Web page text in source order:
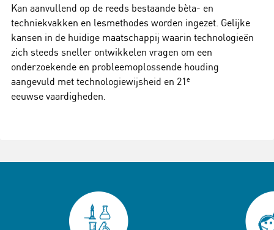
Kan aanvullend op de reeds bestaande bèta- en
techniekvakken en lesmethodes worden ingezet. Gelijke
kansen in de huidige maatschappij waarin technologieën
zich steeds sneller ontwikkelen vragen om een
onderzoekende en probleemoplossende houding
aangevuld met technologiewijsheid en 21e
eeuwse vaardigheden.